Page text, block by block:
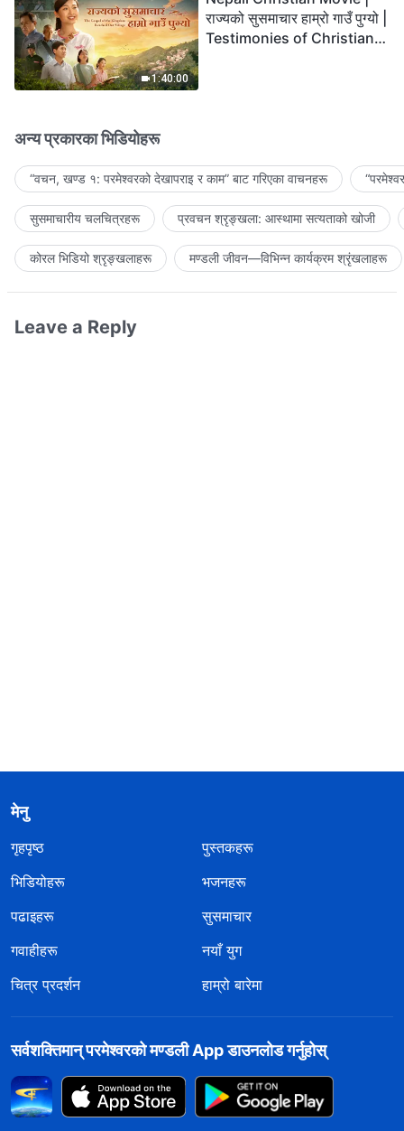
1:40:00
राज्यको सुसमाचार हाम्रो गाउँ पुग्यो |
Testimonies of Christians
अन्य प्रकारका भिडियोहरू
“वचन, खण्ड १: परमेश्‍वरको देखापराइ र काम” बाट गरिएका वाचनहरू
सुसमाचारीय चलचित्रहरू प्रवचन श्रृङ्खला: आस्थामा सत्यताको खोजी
कोरल भिडियो श्रृङ्खलाहरू मण्डली जीवन—विभिन्‍न कार्यक्रम श्रृंखलाहरू
Leave a Reply
मेनु
गृहपृष्ठ
पुस्तकहरू
भिडियोहरू
भजनहरू
पढाइहरू
सुसमाचार
गवाहीहरू
नयाँ युग
चित्र प्रदर्शन
हाम्रो बारेमा
सर्वशक्तिमान्‌ परमेश्‍वरको मण्डली App डाउनलोड गर्नुहोस्